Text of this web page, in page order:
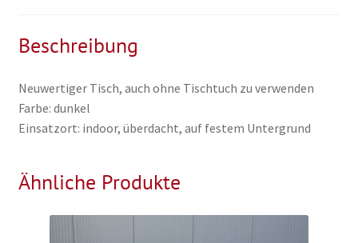
Beschreibung
Neuwertiger Tisch, auch ohne Tischtuch zu verwenden
Farbe: dunkel
Einsatzort: indoor, überdacht, auf festem Untergrund
Ähnliche Produkte